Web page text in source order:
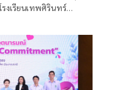
รงเรียนเทพศิรินทร์
ยาบาลในสังกัดกระทรวง
าดเจ็บอย่างดีที่สุด โดย
หนักอย่างใกล้ชิด